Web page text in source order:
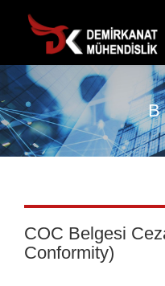
COC Belgesi
Conformity)